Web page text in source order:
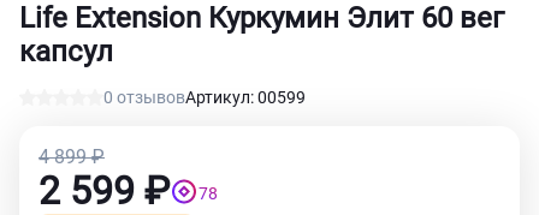
Life Extension Куркумин Элит 60 вег
капсул
0 отзывовАртикул: 00599
4 899 ₽
2 599 ₽ 78